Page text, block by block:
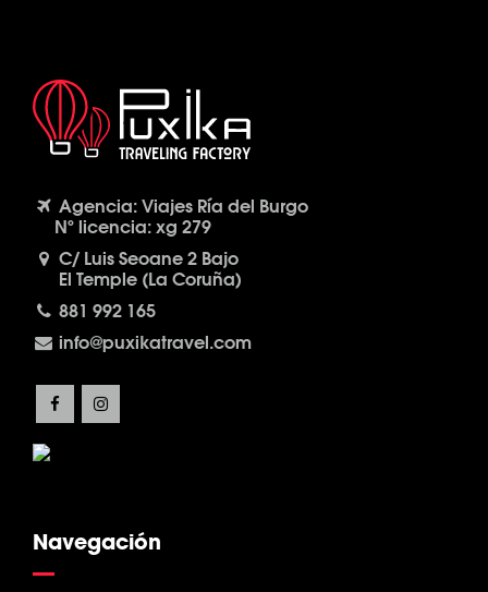
Agencia: Viajes Ría del Burgo
Nº licencia: xg 279
C/ Luis Seoane 2 Bajo
El Temple (La Coruña)
881 992 165
info@puxikatravel.com
Navegación